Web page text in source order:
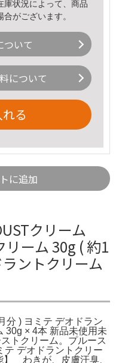
状況によって、商品
がございます。
ついて
について
る
に追加
クリーム
ーム 30g ( 約1
ントクリーム
分 ) ヨミテ デオドラン
30g × 4本 新品未使用未
トクリーム。プルース
テ デオドラントクリー
】 わきが、皮膚汗臭、